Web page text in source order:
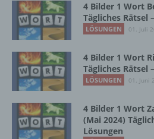
4 Bilder 1 Wort
Tägliches Rätsel
LÖSUNGEN 01. Juli
4 Bilder 1 Wort
Tägliches Rätsel
LÖSUNGEN 01. Juni
4 Bilder 1 Wort
(Mai 2024)
Lösungen
Verarbeitung ist jeder
automatisierter
Vorgang oder jede
Zusammenhang mit
Daten wie das Erheben,
Organisation, das
die Anpassung oder
die Offenlegung durch
Verbreitung oder eine
Bereitstellung, den